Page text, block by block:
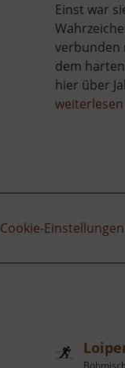
Einst war
verbunden
dem
hier über
weiterlesen
Cookie-